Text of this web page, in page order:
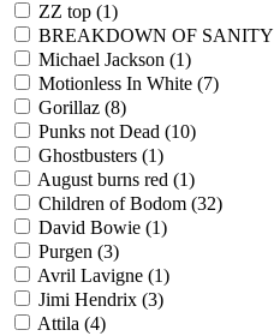
ZZ top (1)
BREAKDOWN OF SANITY
Michael Jackson (1)
Motionless In Whitе (7)
Gorillaz (8)
Punks not Dead (10)
Ghostbusters (1)
August burns red (1)
Children of Bodom (32)
David Bowie (1)
Purgen (3)
Avril Lavigne (1)
Jimi Hendrix (3)
Attila (4)